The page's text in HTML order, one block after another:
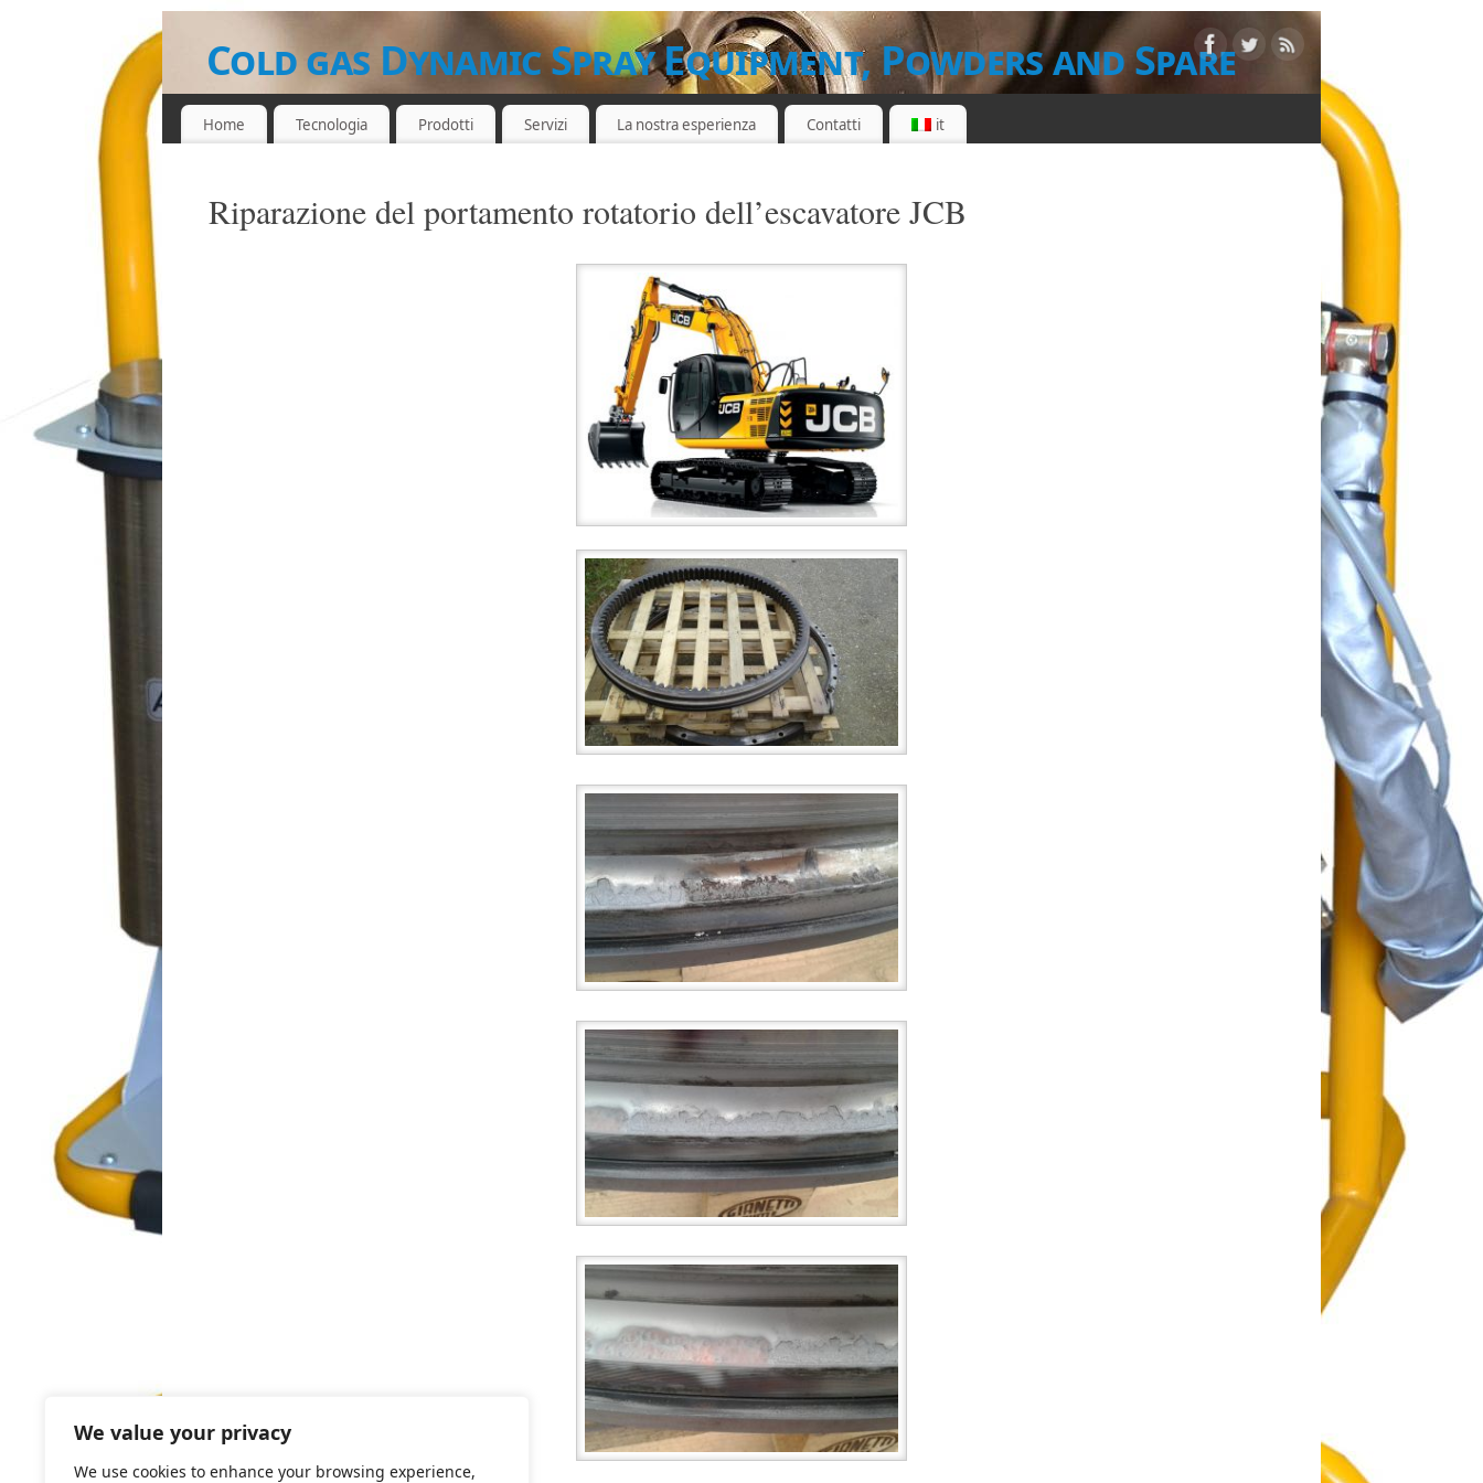
We value your privacy
We use cookies to enhance your browsing experience,
Cold gas Dynamic Spray Equipment, Powders and Spare
Parts
Home Tecnologia Prodotti Servizi La nostra esperienza Contatti it
Riparazione del portamento rotatorio dell’escavatore JCB